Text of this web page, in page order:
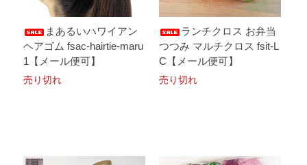
まあるいハワイアン
ヘアゴム fsac-hairtie-maru
1【メール便可】
売り切れ
ランチクロス お弁当
つつみ マルチクロス fsit-L
C【メール便可】
売り切れ